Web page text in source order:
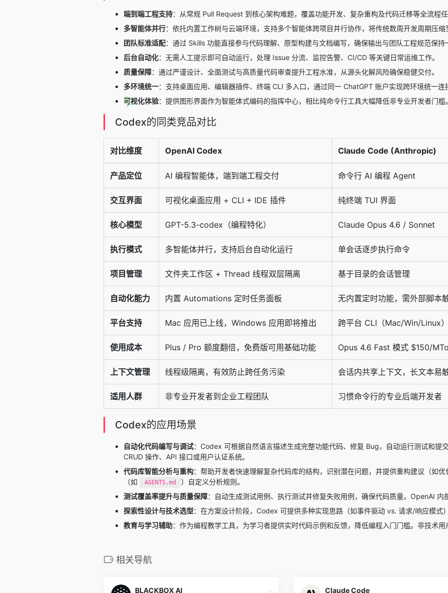
端到端工程支持：从常规 Pull Request 到核心架构难题，覆盖功能开发、复杂重构及代码迁移等全流程任
多智能体并行：依托内置工作树与云端环境，支持多个智能体跨项目并行协作，将传统数周开发周期压缩
团队标准适配：通过 Skills 功能直接参与代码理解、原型构建与文档编写，确保输出与团队工程规范保持
后台自动化：无需人工提示即可自动运行，处理 Issue 分流、监控告警、CI/CD 等关键日常运维工作。
质量保障：通过严谨设计、全面测试与高质量代码审查提升工程水准，从源头化解风险确保稳健交付。
多环境统一：支持桌面应用、编辑器插件、终端 CLI 多入口，通过同一 ChatGPT 账户实现跨环境统一连
可视化体验：提供图形界面作为智能体式编码的指挥中心，相比纯命令行工具大幅降低非专业开发者门槛。
Codex的同类竞品对比
对比维度 OpenAI Codex Claude Code (Anthropic)
产品定位 AI 编程智能体，端到端工程交付 命令行 AI 编程 Agent
交互界面 可视化桌面应用 + CLI + IDE 插件 纯终端 TUI 界面
核心模型 GPT-5.3-codex（编程特化） Claude Opus 4.6 / Sonnet
执行模式 多智能体并行，支持后台自动化运行 单会话逐步执行命令
项目管理 文件夹工作区 + Thread 线程双层隔离 基于目录的会话管理
自动化能力 内置 Automations 定时任务面板 无内置定时功能，需外部脚本
平台支持 Mac 应用已上线，Windows 应用即将推出 跨平台 CLI（Mac/Win/Linux）
使用成本 Plus / Pro 额度翻倍，免费版可用基础功能 Opus 4.6 Fast 模式 $150/
上下文管理 线程级隔离，有效防止跨任务污染 会话内共享上下文，长文本易
适用人群 非专业开发者到企业工程团队 习惯命令行的专业后端开发者
Codex的应用场景
自动化代码编写与调试：Codex 可根据自然语言描述生成完整功能代码、修复 Bug，自动运行测试和提
CRUD 操作、API 接口或用户认证系统。
代码库智能分析与重构：帮助开发者快速理解复杂代码库的结构，识别潜在问题，并提供重构建议（如
（如
AGENTS.md
）自定义分析规则。
测试覆盖率提升与质量保障：自动生成测试用例、执行测试并修复失败用例，确保代码质量。OpenAI
探索性设计与技术选型：在方案设计阶段，Codex 可提供多种实现思路（如事件驱动 vs. 请求/响应模式
教育与学习辅助：作为编程教学工具，为学习者提供实时代码示例和反馈，降低编程入门门槛。非技术用
相关导航
BLACKBOX AI Claude Code